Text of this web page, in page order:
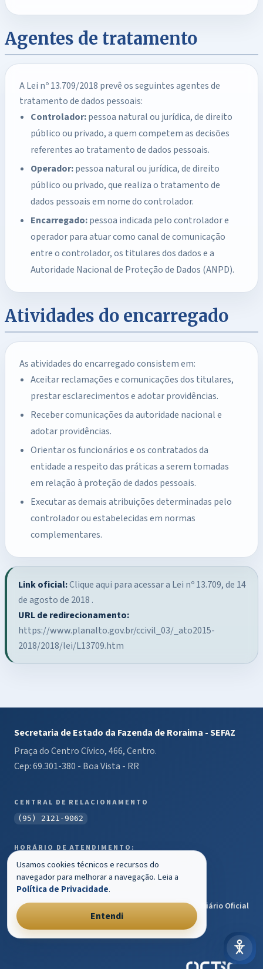
Agentes de tratamento
A Lei nº 13.709/2018 prevê os seguintes agentes de
tratamento de dados pessoais:
Controlador:pessoa natural ou jurídica, de direito
público ou privado, a quem competem as decisões
referentes ao tratamento de dados pessoais.
Operador:pessoa natural ou jurídica, de direito
público ou privado, que realiza o tratamento de
dados pessoais em nome do controlador.
Encarregado:pessoa indicada pelo controlador e
operador para atuar como canal de comunicação
entre o controlador, os titulares dos dados e a
Autoridade Nacional de Proteção de Dados (ANPD).
Atividades do encarregado
As atividades do encarregado consistem em:
Aceitar reclamações e comunicações dos titulares,
prestar esclarecimentos e adotar providências.
Receber comunicações da autoridade nacional e
adotar providências.
Orientar os funcionários e os contratados da
entidade a respeito das práticas a serem tomadas
em relação à proteção de dados pessoais.
Executar as demais atribuições determinadas pelo
controlador ou estabelecidas em normas
complementares.
Link oficial:Clique aqui para acessar a Lei nº 13.709, de 14
de agosto de 2018 .
URL de redirecionamento:
https://www.planalto.gov.br/ccivil_03/_ato2015-
2018/2018/lei/L13709.htm
Usamos cookies técnicos e recursos do
navegador para melhorar a navegação. Leia a
Política de Privacidade.
Entendi
Secretaria de Estado da Fazenda de Roraima - SEFAZ
Praça do Centro Cívico, 466, Centro.
Cep: 69.301-380 - Boa Vista - RR
CENTRAL DE RELACIONAMENTO
(95) 2121-9062
HORÁRIO DE ATENDIMENTO:
Das 07h30 às 13h30 de Segunda à Sexta.
LINKS ÚTEIS
Portal Governo Transparência Ouvidoria Geral
Diário Oficial
Portal Servidor